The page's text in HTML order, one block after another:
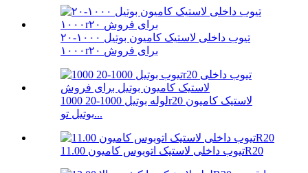
تیوب داخلی لاستیک کامیون بوتیل ۱۰۰۰-۲۰
۱۰۰۰r۲۰ برای فروش
لوله بوتیل 1000-20 1000r20 لاستیک کامیون
بوتیل تو...
تیوب داخلی لاستیک اتوبوس کامیون 11.00R20